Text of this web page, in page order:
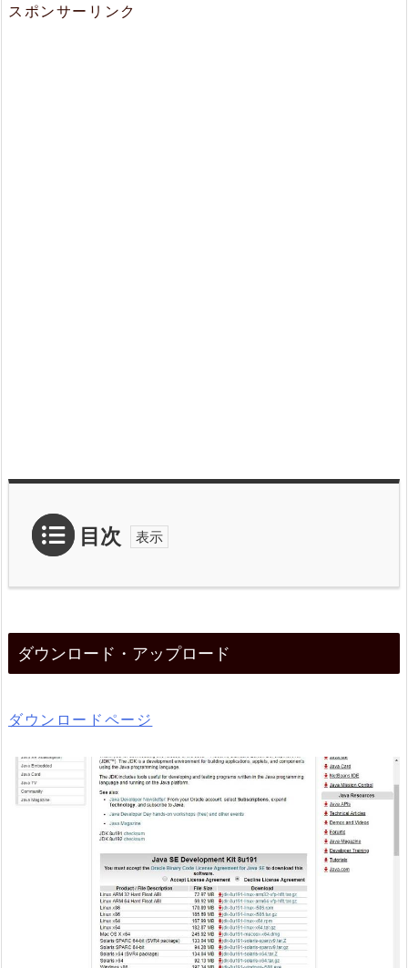
スポンサーリンク
目次
1.
ウ
ロ
ダウンロード・アップロード
ダウンロードページ